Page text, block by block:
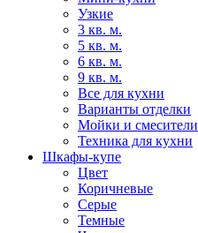
Узкие
3 кв. м.
5 кв. м.
6 кв. м.
9 кв. м.
Все для кухни
Варианты отделки
Мойки и смесители
Техника для кухни
Шкафы-купе
Цвет
Коричневые
Серые
Темные